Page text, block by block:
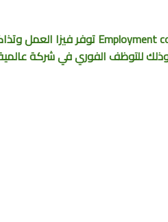
توفر فيزا العمل
للتوظف الفوري في شركة